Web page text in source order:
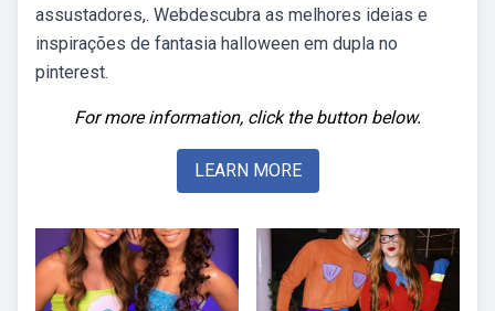
assustadores,. Webdescubra as melhores ideias e
inspirações de fantasia halloween em dupla no
pinterest.
For more information, click the button below.
LEARN MORE